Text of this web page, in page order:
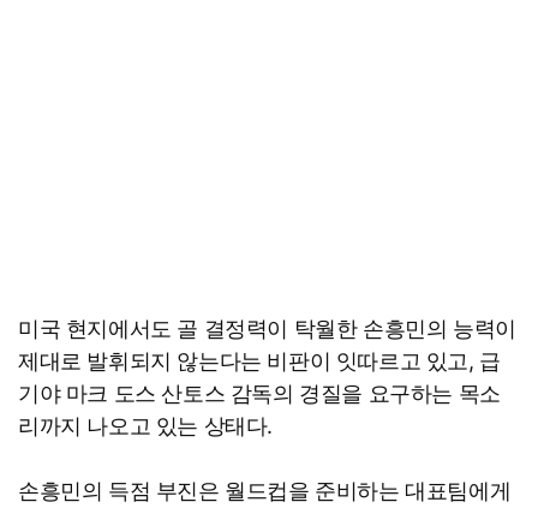
미국 현지에서도 골 결정력이 탁월한 손흥민의 능력이
제대로 발휘되지 않는다는 비판이 잇따르고 있고, 급
기야 마크 도스 산토스 감독의 경질을 요구하는 목소
리까지 나오고 있는 상태다.
손흥민의 득점 부진은 월드컵을 준비하는 대표팀에게